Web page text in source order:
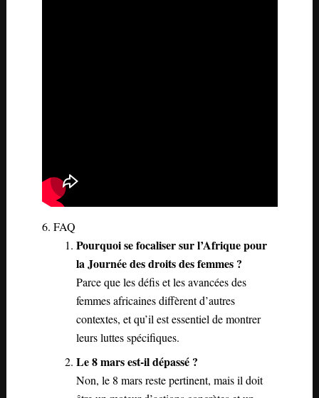
6. FAQ
Pourquoi se focaliser sur l’Afrique pour
la Journée des droits des femmes ?
Parce que les défis et les avancées des
femmes africaines diffèrent d’autres
contextes, et qu’il est essentiel de montrer
leurs luttes spécifiques.
Le 8 mars est-il dépassé ?
Non, le 8 mars reste pertinent, mais il doit